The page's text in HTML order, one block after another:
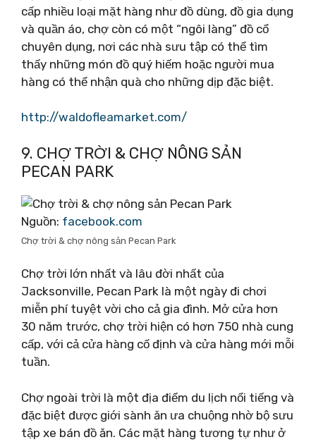
cấp nhiều loại mặt hàng như đồ dùng, đồ gia dụng
và quần áo, chợ còn có một “ngôi làng” đồ cổ
chuyên dụng, nơi các nhà sưu tập có thể tìm
thấy những món đồ quý hiếm hoặc người mua
hàng có thể nhận quà cho những dịp đặc biệt.
http://waldofleamarket.com/
9. CHỢ TRỜI & CHỢ NÔNG SẢN
PECAN PARK
Nguồn: facebook.com
Chợ trời & chợ nông sản Pecan Park
Chợ trời lớn nhất và lâu đời nhất của
Jacksonville, Pecan Park là một ngày đi chơi
miễn phí tuyệt vời cho cả gia đình. Mở cửa hơn
30 năm trước, chợ trời hiện có hơn 750 nhà cung
cấp, với cả cửa hàng cố định và cửa hàng mới mỗi
tuần.
Chợ ngoài trời là một địa điểm du lịch nổi tiếng và
đặc biệt được giới sành ăn ưa chuộng nhờ bộ sưu
tập xe bán đồ ăn. Các mặt hàng tương tự như ở